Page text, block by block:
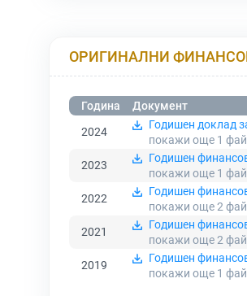
ОРИГИНАЛНИ
Година
Документ
2024
Годишен доклад
покажи още 1
2023
Годишен
покажи още 1
2022
Годишен
покажи още 2
2021
Годишен
покажи още 2
2019
Годишен
покажи още 1